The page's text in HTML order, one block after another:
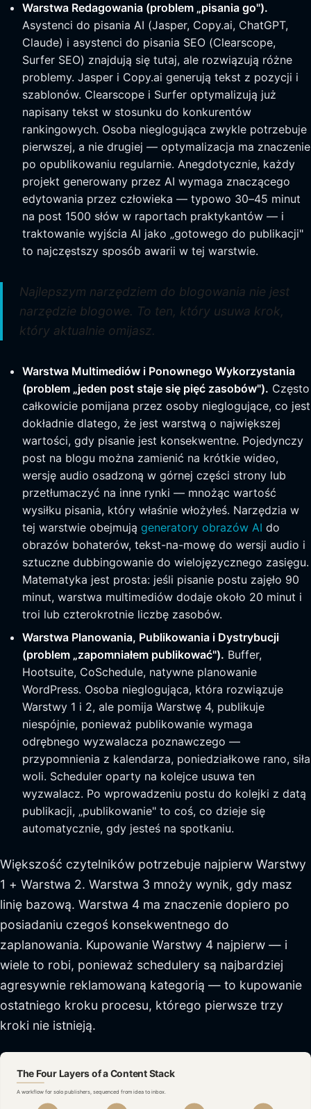
Warstwa Redagowania (problem „pisania go").
Asystenci do pisania AI (Jasper, Copy.ai, ChatGPT,
Claude) i asystenci do pisania SEO (Clearscope,
Surfer SEO) znajdują się tutaj, ale rozwiązują różne
problemy. Jasper i Copy.ai generują tekst z pozycji i
szablonów. Clearscope i Surfer optymalizują już
napisany tekst w stosunku do konkurentów
rankingowych. Osoba nieglogująca zwykle potrzebuje
pierwszej, a nie drugiej — optymalizacja ma znaczenie
po opublikowaniu regularnie. Anegdotycznie, każdy
projekt generowany przez AI wymaga znaczącego
edytowania przez człowieka — typowo 30–45 minut
na post 1500 słów w raportach praktykantów — i
traktowanie wyjścia AI jako „gotowego do publikacji"
to najczęstszy sposób awarii w tej warstwie.
Najlepszym narzędziem do blogowania nie jest
narzędzie blogowe. To ten, który usuwa krok,
który aktualnie omijasz.
Warstwa Multimediów i Ponownego Wykorzystania
(problem „jeden post staje się pięć zasobów"). Często
całkowicie pomijana przez osoby nieglogujące, co jest
dokładnie dlatego, że jest warstwą o największej
wartości, gdy pisanie jest konsekwentne. Pojedynczy
post na blogu można zamienić na krótkie wideo,
wersję audio osadzoną w górnej części strony lub
przetłumaczyć na inne rynki — mnożąc wartość
wysiłku pisania, który właśnie włożyłeś. Narzędzia w
tej warstwie obejmują generatory obrazów AI do
obrazów bohaterów, tekst-na-mowę do wersji audio i
sztuczne dubbingowanie do wielojęzycznego zasięgu.
Matematyka jest prosta: jeśli pisanie postu zajęło 90
minut, warstwa multimediów dodaje około 20 minut i
troi lub czterokrotnie liczbę zasobów.
Warstwa Planowania, Publikowania i Dystrybucji
(problem „zapomniałem publikować"). Buffer,
Hootsuite, CoSchedule, natywne planowanie
WordPress. Osoba nieglogująca, która rozwiązuje
Warstwy 1 i 2, ale pomija Warstwę 4, publikuje
niespójnie, ponieważ publikowanie wymaga
odrębnego wyzwalacza poznawczego —
przypomnienia z kalendarza, poniedziałkowe rano, siła
woli. Scheduler oparty na kolejce usuwa ten
wyzwalacz. Po wprowadzeniu postu do kolejki z datą
publikacji, „publikowanie" to coś, co dzieje się
automatycznie, gdy jesteś na spotkaniu.
Większość czytelników potrzebuje najpierw Warstwy
1 + Warstwa 2. Warstwa 3 mnoży wynik, gdy masz
linię bazową. Warstwa 4 ma znaczenie dopiero po
posiadaniu czegoś konsekwentnego do
zaplanowania. Kupowanie Warstwy 4 najpierw — i
wiele to robi, ponieważ schedulery są najbardziej
agresywnie reklamowaną kategorią — to kupowanie
ostatniego kroku procesu, którego pierwsze trzy
kroki nie istnieją.